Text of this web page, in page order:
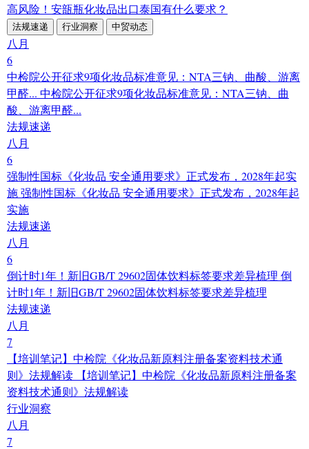
高风险！安瓿瓶化妆品出口泰国有什么要求？
法规速递 行业洞察 中贸动态
八月
6
中检院公开征求9项化妆品标准意见：NTA三钠、曲酸、游离
甲醛... 中检院公开征求9项化妆品标准意见：NTA三钠、曲
酸、游离甲醛...
法规速递
八月
6
强制性国标《化妆品 安全通用要求》正式发布，2028年起实
施强制性国标《化妆品 安全通用要求》正式发布，2028年起
实施
法规速递
八月
6
倒计时1年！新旧GB/T 29602固体饮料标签要求差异梳理 倒
计时1年！新旧GB/T 29602固体饮料标签要求差异梳理
法规速递
八月
7
【培训笔记】中检院《化妆品新原料注册备案资料技术通
则》法规解读
【培训笔记】中检院《化妆品新原料注册备案
资料技术通则》法规解读
行业洞察
八月
7